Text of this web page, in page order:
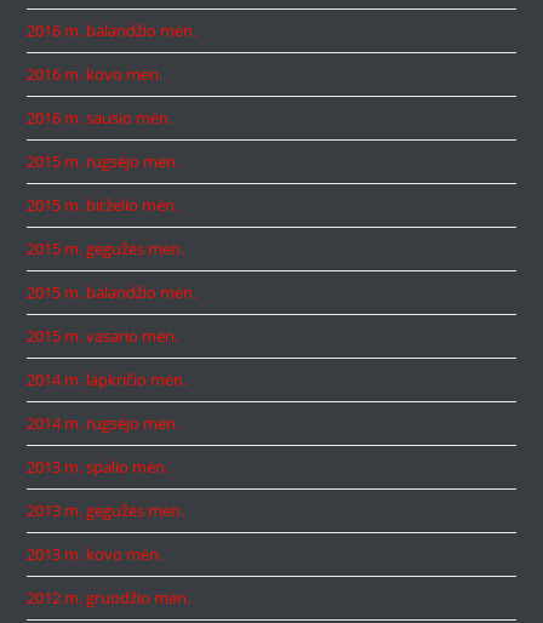
2016 m. balandžio mėn.
2016 m. kovo mėn.
2016 m. sausio mėn.
2015 m. rugsėjo mėn.
2015 m. birželio mėn.
2015 m. gegužės mėn.
2015 m. balandžio mėn.
2015 m. vasario mėn.
2014 m. lapkričio mėn.
2014 m. rugsėjo mėn.
2013 m. spalio mėn.
2013 m. gegužės mėn.
2013 m. kovo mėn.
2012 m. gruodžio mėn.